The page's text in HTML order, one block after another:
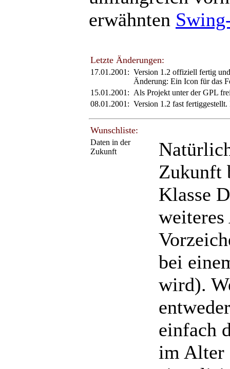
erwähnten
Letzte Änderungen:
17.01.2001: Version 1.2 offiziell fertig
Änderung: Ein Icon für das
15.01.2001: Als Projekt unter der GPL
08.01.2001: Version 1.2 fast
Wunschliste:
Daten in der
Zukunft
Zukunft
Klasse
bei
wird).
einfach
im Alter